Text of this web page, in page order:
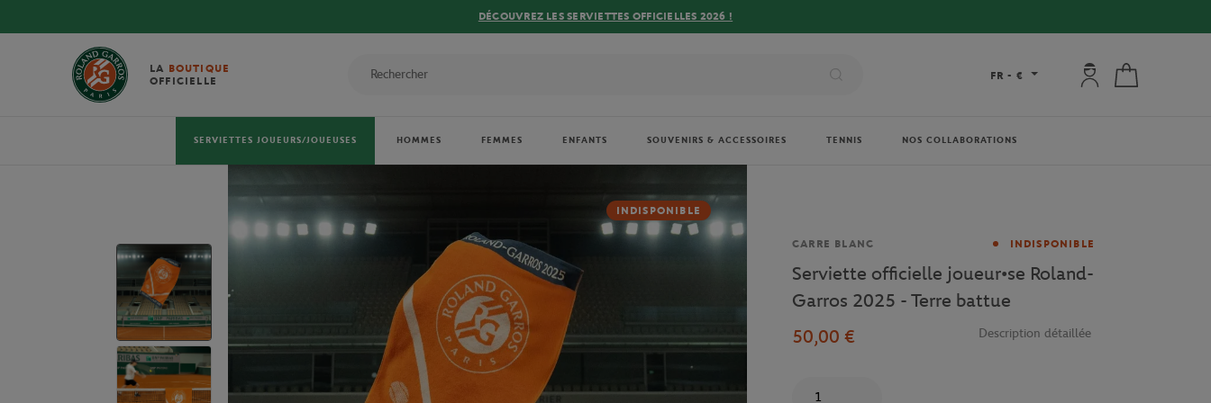
DÉCOUVREZ LES SERVIETTES OFFICIELLES 2026 !
LA BOUTIQUE
OFFICIELLE
FR - € Mon compte : se
SERVIETTES JOUEURS/JOUEUSES HOMMES FEMMES ENFANTS SOUVENIRS & ACCESSOIRES TENNIS NOS COLLABORATIONS
INDISPONIBLE
Marque
CARRE BLANC INDISPONIBLE
Serviette officielle joueur•se Roland-
Garros 2025 - Terre battue
50,00 €
Description détaillée